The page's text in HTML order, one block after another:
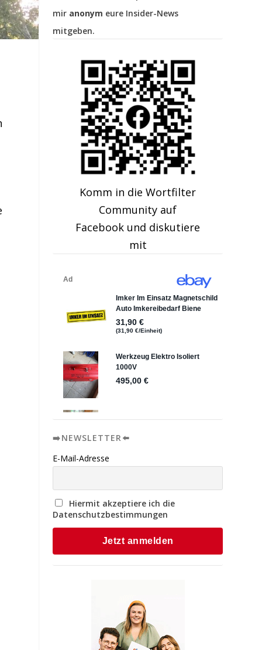
mir anonym eure Insider-News
mitgeben.
Komm in die Wortfilter
Community auf
Facebook und diskutiere
mit
➡️NEWSLETTER⬅️
E-Mail-Adresse
Hiermit akzeptiere ich die
Datenschutzbestimmungen